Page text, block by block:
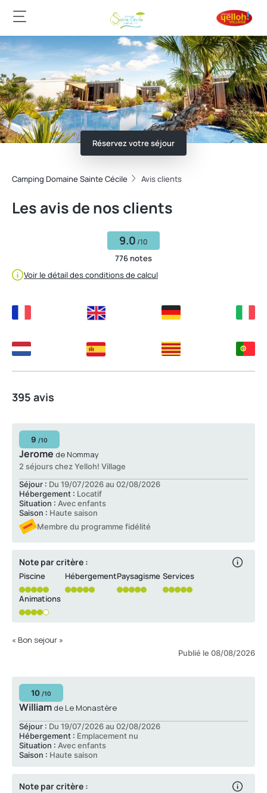
Réservez votre séjour
Camping Domaine Sainte Cécile Avis clients
Les avis de nos clients
9.0 /10
776 notes
Voir le détail des conditions de calcul
395 avis
9 /10
Jerome de Nommay
2 séjours chez Yelloh! Village
Séjour : Du 19/07/2026 au 02/08/2026
Hébergement : Locatif
Situation : Avec enfants
Saison : Haute saison
Membre du programme fidélité
Note par critère :
Piscine Hébergement Paysagisme Services
Animations
« Bon sejour »
Publié le 08/08/2026
10 /10
William de Le Monastère
Séjour : Du 19/07/2026 au 02/08/2026
Hébergement : Emplacement nu
Situation : Avec enfants
Saison : Haute saison
Note par critère :